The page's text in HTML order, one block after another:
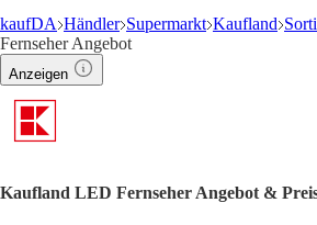
kaufDA Händler Supermarkt Kaufland
Fernseher Angebot
Anzeigen
Kaufland LED Fernseher Angebot &